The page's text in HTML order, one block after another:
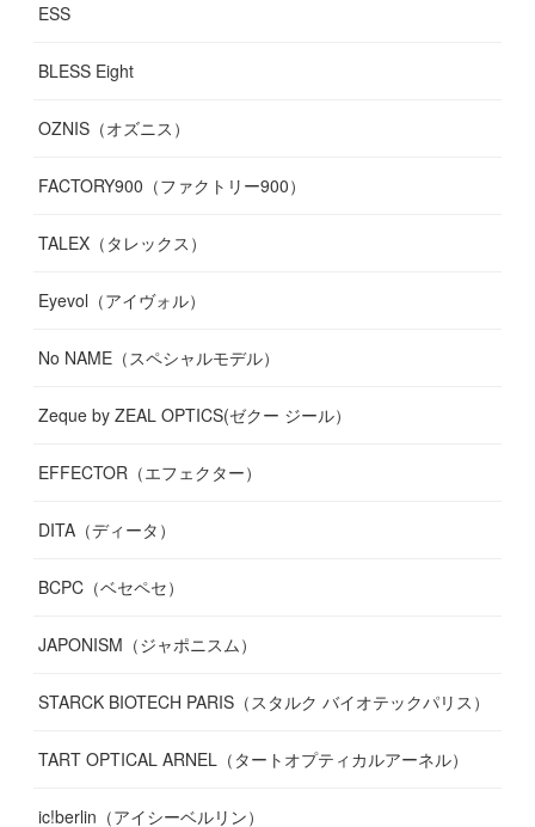
ESS
BLESS Eight
OZNIS（オズニス）
FACTORY900（ファクトリー900）
TALEX（タレックス）
Eyevol（アイヴォル）
No NAME（スペシャルモデル）
Zeque by ZEAL OPTICS(ゼクー ジール）
EFFECTOR（エフェクター）
DITA（ディータ）
BCPC（ベセペセ）
JAPONISM（ジャポニスム）
STARCK BIOTECH PARIS（スタルク バイオテックパリス）
TART OPTICAL ARNEL（タートオプティカルアーネル）
ic!berlin（アイシーベルリン）